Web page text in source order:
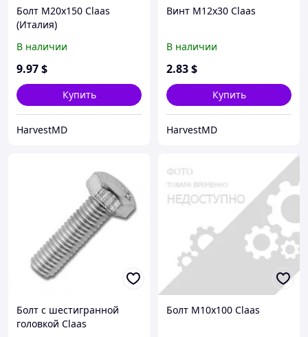
Болт М20х150 Claas
(Италия)
В наличии
9.97$
Купить
HarvestMD
Винт М12х30 Claas
В наличии
2.83$
Купить
HarvestMD
Болт с шестигранной
головкой Claas
Болт M10x100 Claas